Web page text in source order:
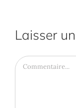
Laisser
Commentaire